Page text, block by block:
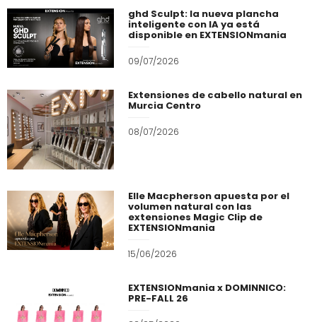
ghd Sculpt: la nueva plancha
inteligente con IA ya está
disponible en EXTENSIONmania
09/07/2026
Extensiones de cabello natural en
Murcia Centro
08/07/2026
Elle Macpherson apuesta por el
volumen natural con las
extensiones Magic Clip de
EXTENSIONmania
15/06/2026
EXTENSIONmania x DOMINNICO:
PRE-FALL 26